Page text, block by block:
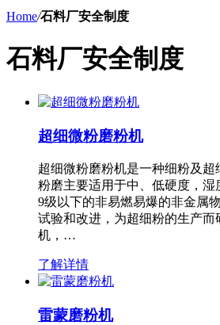
Home/石料厂安全制度
石料厂安全制度
超细微粉磨粉机
超细微粉磨粉机是一种细粉及
粉磨主要适用于中、低硬度，湿
9级以下的非易燃易爆的非金属
试验和改进，为超细粉的生产而
机，…
了解详情
雷蒙磨粉机